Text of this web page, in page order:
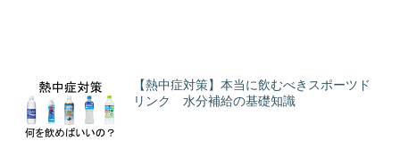
【熱中症対策】本当に飲むべきスポーツド
リンク 水分補給の基礎知識